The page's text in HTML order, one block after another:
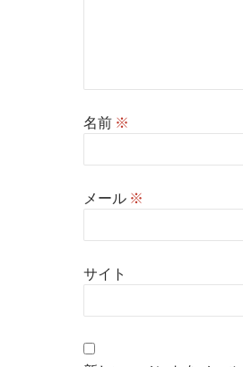
名前 ※
メール ※
サイト